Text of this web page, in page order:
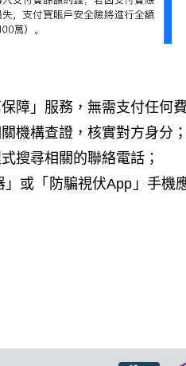
障」服務 ，無需支付任何
機構查證，核實對方身分；
搜尋相關的聯絡電話；
」或「防騙視伏App 」手機